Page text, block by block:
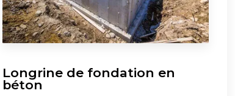
Longrine de fondation en
béton